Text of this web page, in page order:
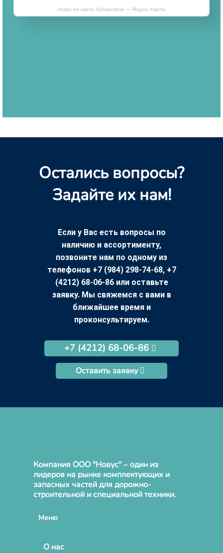
Новус на карте Хабаровска — Яндекс Карты
Остались вопросы?
Задайте их нам!
Если у Вас есть вопросы по
наличию и ассортименту,
позвоните нам по одному из
телефонов +7 (984) 298-74-68, +7
(4212) 68-06-86 или оставьте
заявку. Мы свяжемся с вами в
ближайшее время и
проконсультируем.
+7 (4212) 68-06-86
Оставить заявку
Компания ООО "Новус" – один из
лидеров на рынке комплектующих и
запасных частей для дорожно-
строительной и специальной техники.
Меню
О нас